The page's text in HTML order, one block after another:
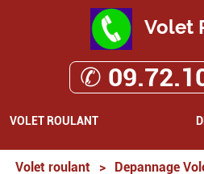
Volet
✆
VOLET ROULANT
Volet roulant > Depannage